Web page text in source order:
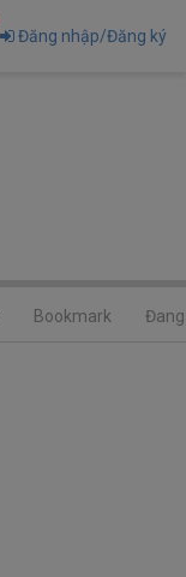
Đăng nhập/Đăng ký
Bookmark